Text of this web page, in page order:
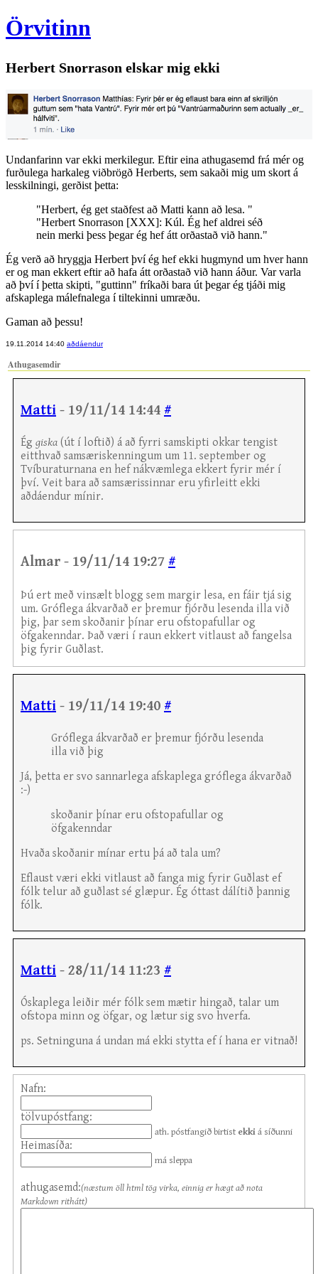
Örvitinn
Herbert Snorrason elskar mig ekki
Undanfarinn var ekki merkilegur. Eftir eina athugasemd frá mér og
furðulega harkaleg viðbrögð Herberts, sem sakaði mig um skort á
lesskilningi, gerðist þetta:
"Herbert, ég get staðfest að Matti kann að lesa. "
"Herbert Snorrason [XXX]: Kúl. Ég hef aldrei séð
nein merki þess þegar ég hef átt orðastað við hann."
Ég verð að hryggja Herbert því ég hef ekki hugmynd um hver hann
er og man ekkert eftir að hafa átt orðastað við hann áður. Var varla
að því í þetta skipti, "guttinn" fríkaði bara út þegar ég tjáði mig
afskaplega málefnalega í tiltekinni umræðu.
Gaman að þessu!
19.11.2014 14:40 aðdáendur
Athugasemdir
Matti - 19/11/14 14:44 #
Ég giska (út í loftið) á að fyrri samskipti okkar tengist
eitthvað samsæriskenningum um 11. september og
Tvíburaturnana en hef nákvæmlega ekkert fyrir mér í
því. Veit bara að samsærissinnar eru yfirleitt ekki
aðdáendur mínir.
Almar - 19/11/14 19:27 #
Þú ert með vinsælt blogg sem margir lesa, en fáir tjá sig
um. Gróflega ákvarðað er þremur fjórðu lesenda illa við
þig, þar sem skoðanir þínar eru ofstopafullar og
öfgakenndar. Það væri í raun ekkert vitlaust að fangelsa
þig fyrir Guðlast.
Matti - 19/11/14 19:40 #
Gróflega ákvarðað er þremur fjórðu lesenda
illa við þig
Já, þetta er svo sannarlega afskaplega gróflega ákvarðað
:-)
skoðanir þínar eru ofstopafullar og
öfgakenndar
Hvaða skoðanir mínar ertu þá að tala um?
Eflaust væri ekki vitlaust að fanga mig fyrir Guðlast ef
fólk telur að guðlast sé glæpur. Ég óttast dálítið þannig
fólk.
Matti - 28/11/14 11:23 #
Óskaplega leiðir mér fólk sem mætir hingað, talar um
ofstopa minn og öfgar, og lætur sig svo hverfa.
ps. Setninguna á undan má ekki stytta ef í hana er vitnað!
Nafn:
tölvupóstfang:
ath. póstfangið birtist ekkiá síðunni
Heimasíða:
má sleppa
athugasemd:(næstum öll html tög virka, einnig er hægt að nota
Markdown rithátt)